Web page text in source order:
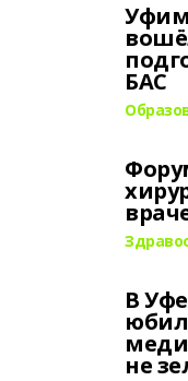
БАС
В
не